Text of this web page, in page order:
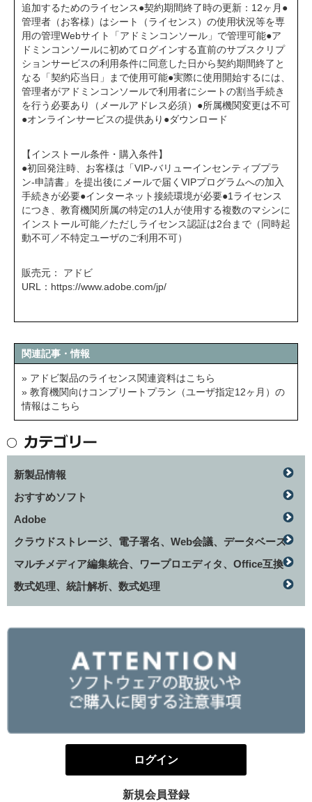
追加するためのライセンス●契約期間終了時の更新：12ヶ月●
管理者（お客様）はシート（ライセンス）の使用状況等を専
用の管理Webサイト「アドミンコンソール」で管理可能●ア
ドミンコンソールに初めてログインする直前のサブスクリプ
ションサービスの利用条件に同意した日から契約期間終了と
なる「契約応当日」まで使用可能●実際に使用開始するには、
管理者がアドミンコンソールで利用者にシートの割当手続き
を行う必要あり（メールアドレス必須）●所属機関変更は不可
●オンラインサービスの提供あり●ダウンロード
【インストール条件・購入条件】
●初回発注時、お客様は「VIP-バリューインセンティブプラ
ン-申請書」を提出後にメールで届くVIPプログラムへの加入
手続きが必要●インターネット接続環境が必要●1ライセンス
につき、教育機関所属の特定の1人が使用する複数のマシンに
インストール可能／ただしライセンス認証は2台まで（同時起
動不可／不特定ユーザのご利用不可）
販売元： アドビ
URL： https://www.adobe.com/jp/
関連記事・情報
» アドビ製品のライセンス関連資料はこちら
» 教育機関向けコンプリートプラン（ユーザ指定12ヶ月）の
情報はこちら
新製品情報
おすすめソフト
Adobe
クラウドストレージ、電子署名、Web会議、データベース
マルチメディア編集統合、ワープロエディタ、Office互換
数式処理、統計解析、数式処理
ログイン
新規会員登録